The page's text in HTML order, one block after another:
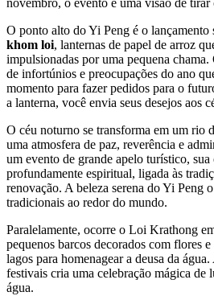
novembro, o evento é uma visão de tirar
O ponto alto do Yi Peng é o lançamento
khom loi, lanternas de papel de arroz
impulsionadas por uma pequena
de infortúnios e preocupações do ano
momento para fazer pedidos para o
a lanterna, você envia seus desejos aos
O céu noturno se transforma em um rio
uma atmosfera de paz, reverência e
um evento de grande apelo turístico, sua
profundamente espiritual, ligada às
renovação. A beleza serena do Yi Peng
tradicionais ao redor do mundo.
Paralelamente, ocorre o Loi Krathong
pequenos barcos decorados com flores
lagos para homenagear a deusa da
festivais cria uma celebração mágica de
água.